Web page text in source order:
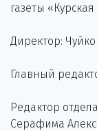
газеты
Директор:
Главный
Редактор
Серафима